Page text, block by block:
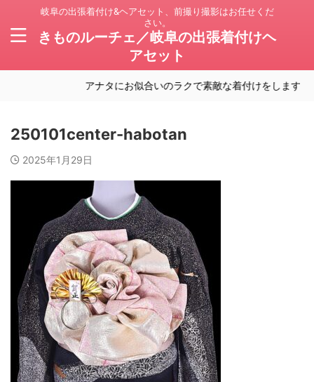
岐阜の出張着付け&ヘアセット、前撮り撮影はお任せくだ
さい。
きものルーチェ／岐阜の出張着付けヘ
アセット
アナタにお似合いのラクで素敵な着付けをします。
250101center-habotan
2025年1月29日